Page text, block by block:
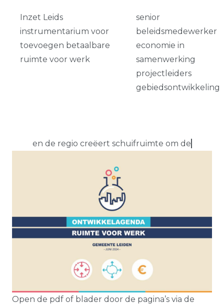
Inzet Leids
instrumentarium voor
toevoegen betaalbare
ruimte voor werk
senior
beleidsmedewerker
economie in
samenwerking
projectleiders
gebiedsontwikkeling
en de regio creëert schuifruimte om de
Open de pdf of blader door de pagina’s via de